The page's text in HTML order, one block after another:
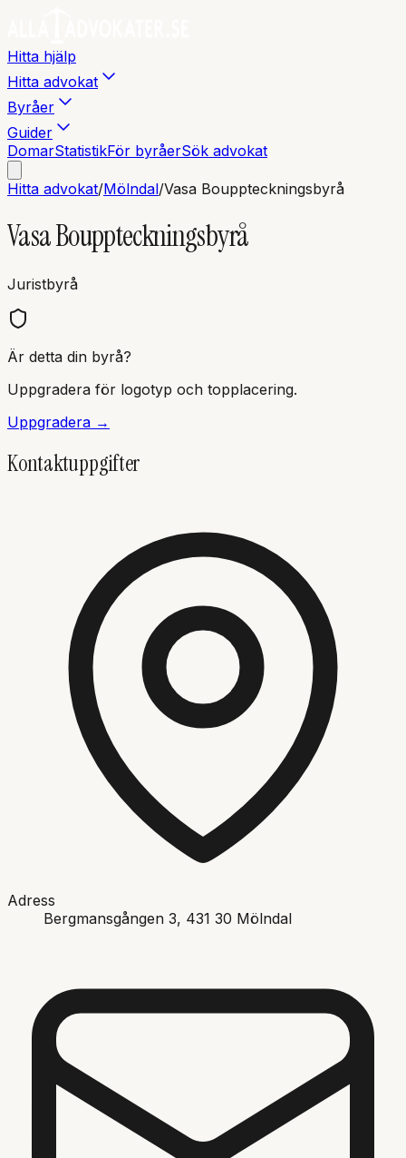
Hitta hjälp
Hitta advokat
Byråer
Guider
DomarStatistikFör byråerSök advokat
Hitta advokat/Mölndal/Vasa Bouppteckningsbyrå
Vasa Bouppteckningsbyrå
Juristbyrå
Är detta din byrå?
Uppgradera för logotyp och topplacering.
Uppgradera →
Kontaktuppgifter
Adress
Bergmansgången 3, 431 30 Mölndal